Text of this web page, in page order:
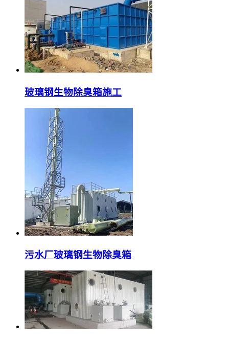
玻璃钢生物除臭箱施工
污水厂玻璃钢生物除臭箱